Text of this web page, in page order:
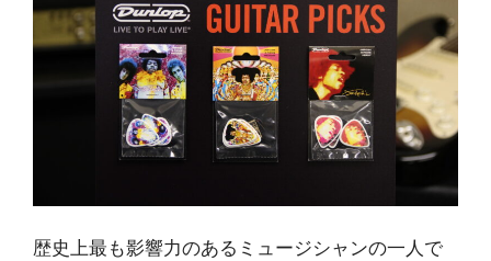
歴史上最も影響力のあるミュージシャンの一人で